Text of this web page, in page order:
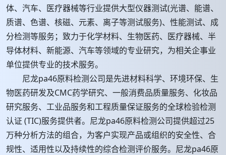
体、汽车、医疗器械等行业提供大型仪器测试(光谱、能谱、
质谱、色谱、核磁、元素、离子等测试服务)、性能测试、成
分检测等服务；致力于化学材料、生物医药、医疗器械、半
导体材料、新能源、汽车等领域的专业研究，为相关企事业
单位提供专业的技术服务。
尼龙pa46原料检测公司是先进材料科学、环境环保、生
物医药研发及CMC药学研究、一般消费品质量服务、化妆品
研究服务、工业品服务和工程质量保证服务的全球检验检测
认证 (TIC)服务提供者。尼龙pa46原料检测公司提供超过25
万种分析方法的组合，为客户实现产品或组织的安全性、合
规性、适用性以及持续性的综合检测评价服务。尼龙pa46原